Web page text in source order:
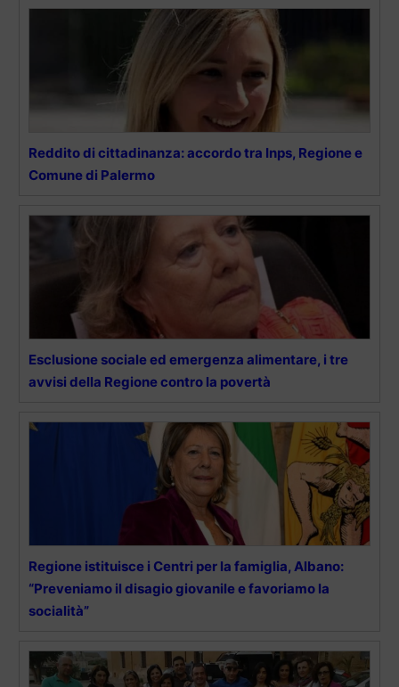
Reddito di cittadinanza: accordo tra Inps, Regione e
Comune di Palermo
Esclusione sociale ed emergenza alimentare, i tre
avvisi della Regione contro la povertà
Regione istituisce i Centri per la famiglia, Albano:
“Preveniamo il disagio giovanile e favoriamo la
socialità”